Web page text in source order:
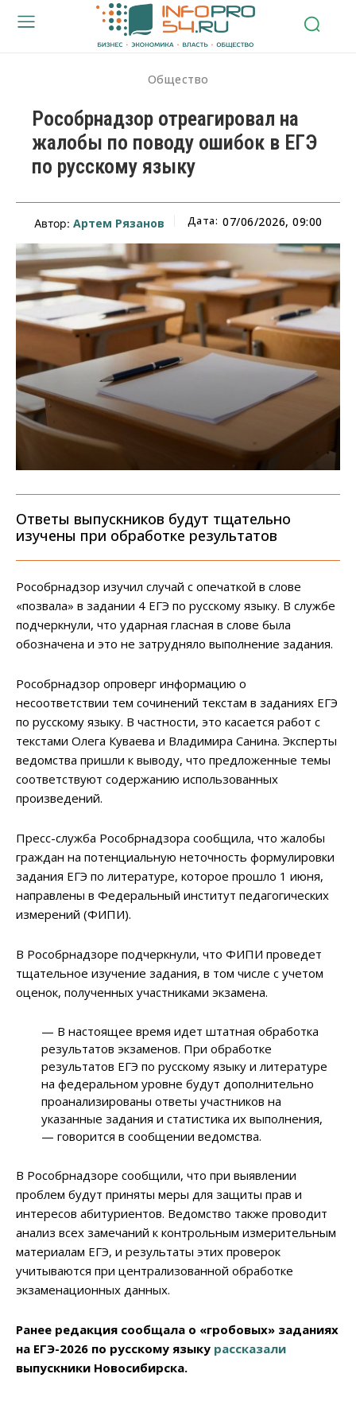
Общество
Рособрнадзор отреагировал на
жалобы по поводу ошибок в ЕГЭ
по русскому языку
Автор: Артем Рязанов Дата: 07/06/2026, 09:00
Ответы выпускников будут тщательно
изучены при обработке результатов
Рособрнадзор изучил случай с опечаткой в слове
«позвала» в задании 4 ЕГЭ по русскому языку. В службе
подчеркнули, что ударная гласная в слове была
обозначена и это не затрудняло выполнение задания.
Рособрнадзор опроверг информацию о
несоответствии тем сочинений текстам в заданиях ЕГЭ
по русскому языку. В частности, это касается работ с
текстами Олега Куваева и Владимира Санина. Эксперты
ведомства пришли к выводу, что предложенные темы
соответствуют содержанию использованных
произведений.
Пресс-служба Рособрнадзора сообщила, что жалобы
граждан на потенциальную неточность формулировки
задания ЕГЭ по литературе, которое прошло 1 июня,
направлены в Федеральный институт педагогических
измерений (ФИПИ).
В Рособрнадзоре подчеркнули, что ФИПИ проведет
тщательное изучение задания, в том числе с учетом
оценок, полученных участниками экзамена.
— В настоящее время идет штатная обработка
результатов экзаменов. При обработке
результатов ЕГЭ по русскому языку и литературе
на федеральном уровне будут дополнительно
проанализированы ответы участников на
указанные задания и статистика их выполнения,
— говорится в сообщении ведомства.
В Рособрнадзоре сообщили, что при выявлении
проблем будут приняты меры для защиты прав и
интересов абитуриентов. Ведомство также проводит
анализ всех замечаний к контрольным измерительным
материалам ЕГЭ, и результаты этих проверок
учитываются при централизованной обработке
экзаменационных данных.
Ранее редакция сообщала о «гробовых» заданиях
на ЕГЭ-2026 по русскому языку рассказали
выпускники Новосибирска.